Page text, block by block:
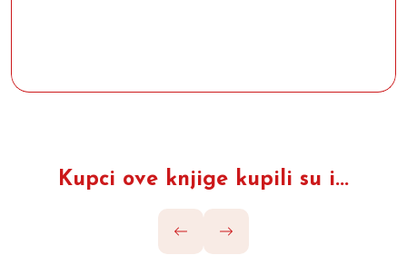
Kupci ove knjige kupili su i...